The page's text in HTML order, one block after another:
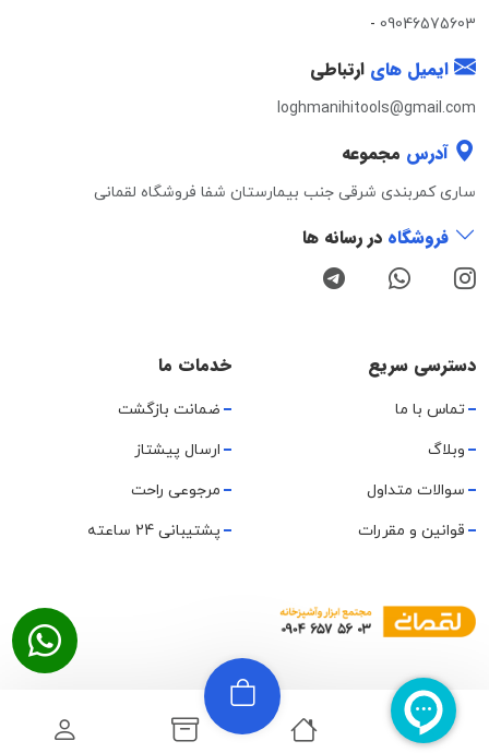
09046575603
-
ایمیل های ارتباطی
loghmanihitools@gmail.com
آدرس مجموعه
ساری کمربندی شرقی جنب بیمارستان شفا فروشگاه لقمانی
فروشگاه در رسانه ها
دسترسی سریع
تماس با ما
وبلاگ
سوالات متداول
قوانین و مقررات
خدمات ما
ضمانت بازگشت
ارسال پیشتاز
مرجوعی راحت
پشتیبانی 24 ساعته
تمامی حقوق متعلق به مجموعه هایتولز لقمانی میباشد. نقشه سایت